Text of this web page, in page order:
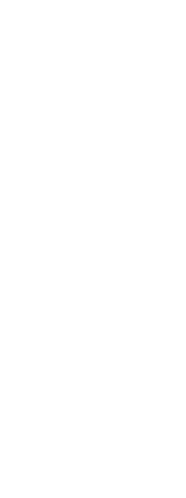
die Funktionalität zu
uns helfen, unser
Nähere
dort auch jederzeit
Kategorien von
oder
Info-Icon können Sie
erfahren.